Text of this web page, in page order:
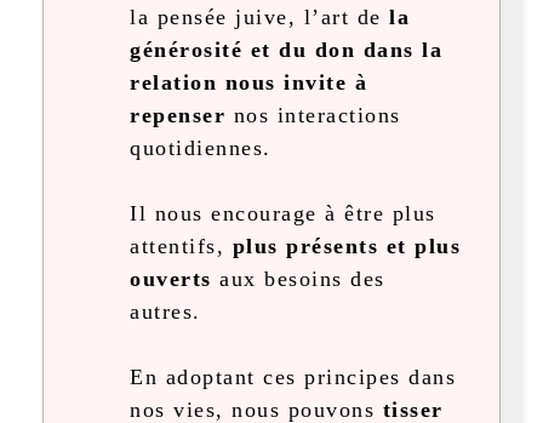
la pensée juive, l’art de la
générosité et du don dans la
relation nous invite à
repenser nos interactions
quotidiennes.
Il nous encourage à être plus
attentifs, plus présents et plus
ouverts aux besoins des
autres.
En adoptant ces principes dans
nos vies, nous pouvons tisser